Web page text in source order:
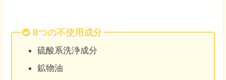
8つの不使用成分
硫酸系洗浄成分
鉱物油